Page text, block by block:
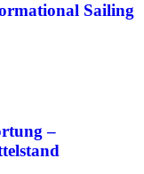
Sailing
–